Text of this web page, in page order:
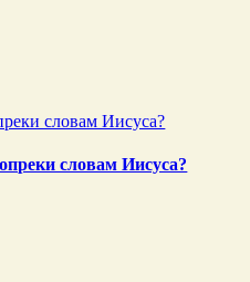
словам Иисуса?
словам Иисуса?